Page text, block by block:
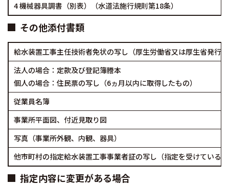
4 機械器具調書（別表）（水道法施行規則第18条）
その他添付書類
給水装置工事主任技術者免状の写し（厚生労働省又は厚生省発行）
法人の場合：定款及び登記簿謄本
個人の場合：住民票の写し（6ヵ月以内に取得したもの）
従業員名簿
事業所平面図、付近見取り図
写真（事業所外観、内観、器具）
他市町村の指定給水装置工事事業者証の写し（指定を受けている
指定内容に変更がある場合